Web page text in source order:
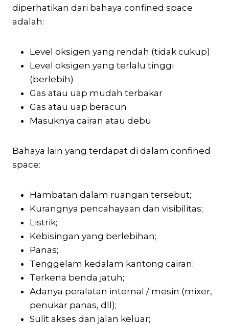
diperhatikan dari bahaya confined space
adalah:
Level oksigen yang rendah (tidak cukup)
Level oksigen yang terlalu tinggi
(berlebih)
Gas atau uap mudah terbakar
Gas atau uap beracun
Masuknya cairan atau debu
Bahaya lain yang terdapat di dalam confined
space:
Hambatan dalam ruangan tersebut;
Kurangnya pencahayaan dan visibilitas;
Listrik;
Kebisingan yang berlebihan;
Panas;
Tenggelam kedalam kantong cairan;
Terkena benda jatuh;
Adanya peralatan internal / mesin (mixer,
penukar panas, dll);
Sulit akses dan jalan keluar;